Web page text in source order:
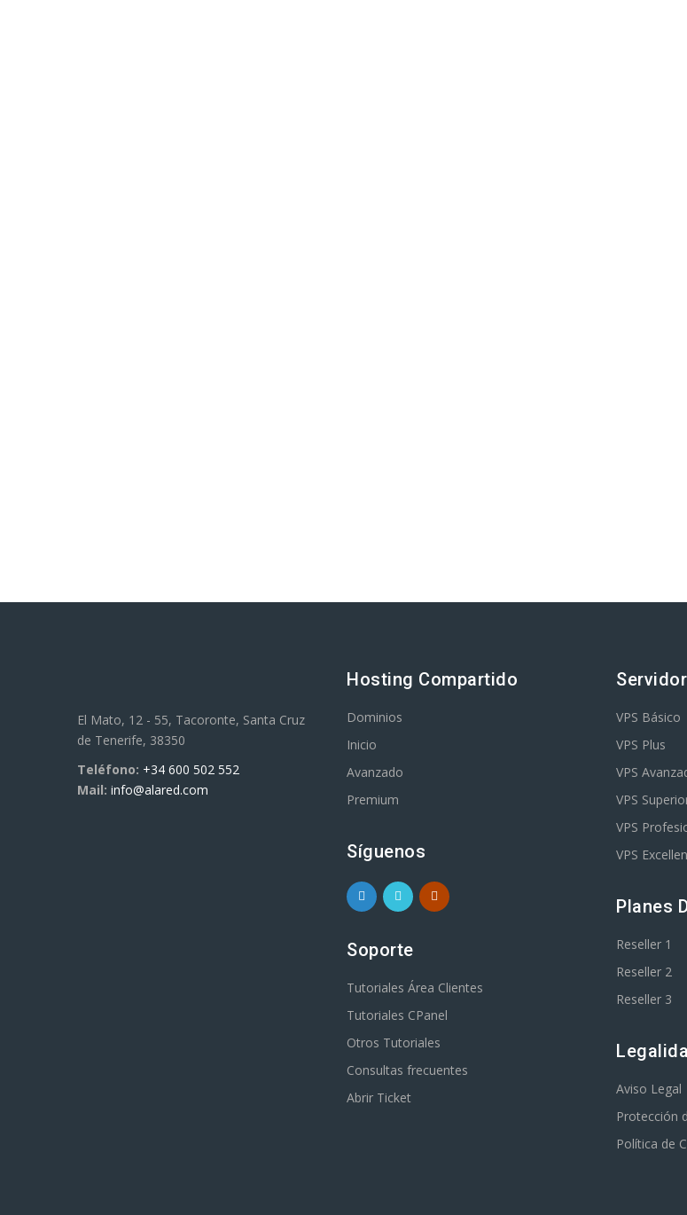
El Mato, 12 - 55, Tacoronte, Santa Cruz
de Tenerife, 38350
Teléfono: +34 600 502 552
Mail: info@alared.com
Hosting Compartido
Dominios
Inicio
Avanzado
Premium
Síguenos
Soporte
Tutoriales Área Clientes
Tutoriales CPanel
Otros Tutoriales
Consultas frecuentes
Abrir Ticket
VPS Básico
VPS Plus
VPS
VPS
VPS
VPS
Planes
Reseller 1
Reseller 2
Reseller 3
Aviso Legal
Protección
Política de